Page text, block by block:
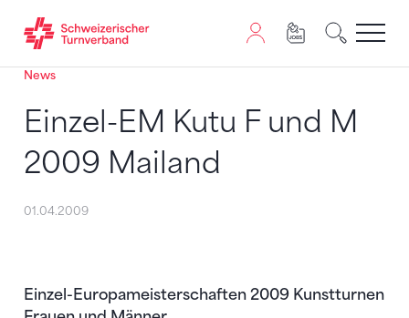
Zum Inhalt springen
Zur Sitemap navigieren
Zum Navigieren dieser Seite wird JavaScript benötigt.
News
Einzel-EM Kutu F und M
2009 Mailand
01.04.2009
Einzel-Europameisterschaften 2009 Kunstturnen